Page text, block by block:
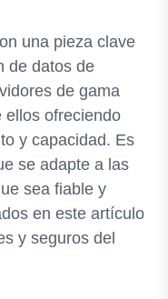
una pieza clave
de datos de
de gama
ellos ofreciendo
y capacidad. Es
se adapte a las
sea fiable y
en este artículo
y seguros del